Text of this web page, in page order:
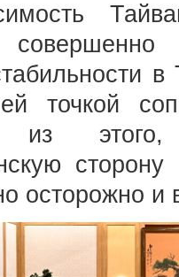
совершенно
в
точкой
из этого,
осторожно